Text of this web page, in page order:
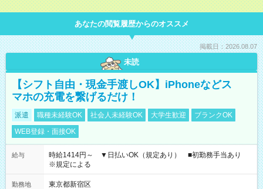
あなたの閲覧履歴からのオススメ
掲載日：2026.08.07
未読
【シフト自由・現金手渡しOK】iPhoneなどス
マホの充電を繋げるだけ！
派遣 職種未経験OK 社会人未経験OK 大学生歓迎
ブランクOK
WEB登録・面接OK
給与
時給1414円～ ▼日払いOK（規定あり） ■初勤務手当あり
※規定による
勤務地
東京都新宿区